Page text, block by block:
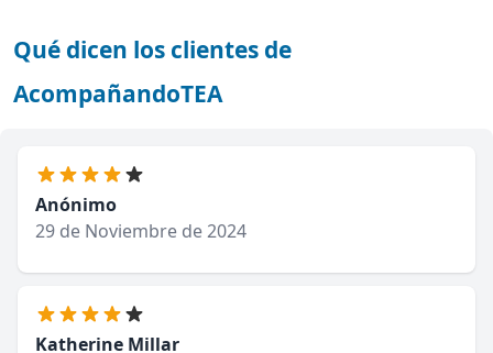
Qué dicen los clientes de
AcompañandoTEA
Anónimo
29 de Noviembre de 2024
Katherine Millar